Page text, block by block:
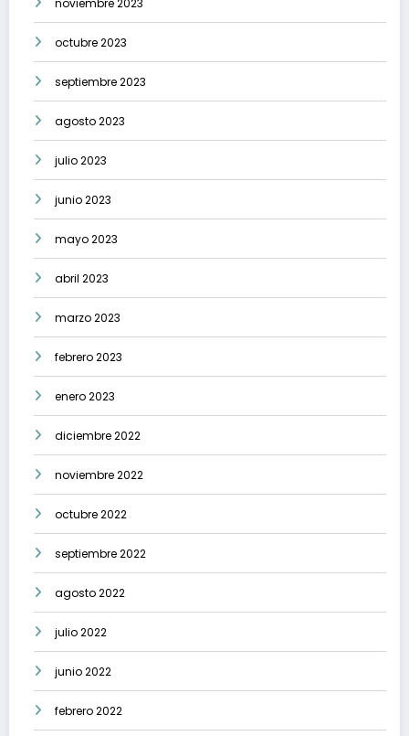
noviembre 2023
octubre 2023
septiembre 2023
agosto 2023
julio 2023
junio 2023
mayo 2023
abril 2023
marzo 2023
febrero 2023
enero 2023
diciembre 2022
noviembre 2022
octubre 2022
septiembre 2022
agosto 2022
julio 2022
junio 2022
febrero 2022